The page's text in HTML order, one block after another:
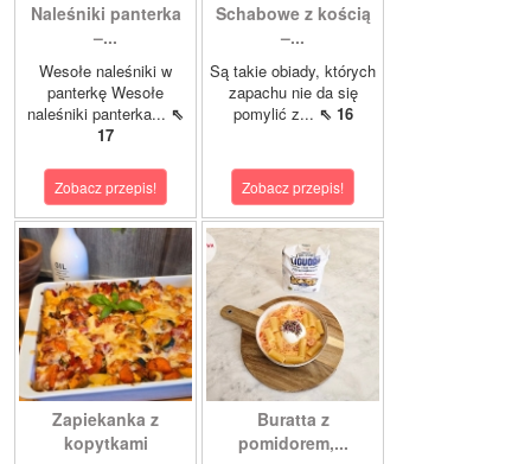
Naleśniki panterka
–...
Wesołe naleśniki w
panterkę Wesołe
naleśniki panterka... ⇖
17
Zobacz przepis!
Schabowe z kością
–...
Są takie obiady, których
zapachu nie da się
pomylić z... ⇖ 16
Zobacz przepis!
Zapiekanka z
kopytkami
Buratta z
pomidorem,...